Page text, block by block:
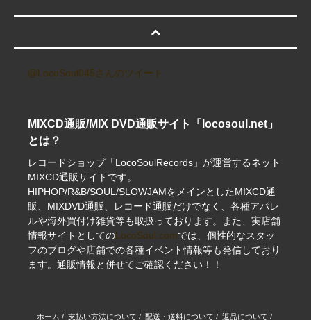
@LocoSoul045さんのツイート
MIXCD通販/MIX DVD通販サイト「locosoul.net」
とは？
レコードショップ「LocoSoulRecords」が運営するネット
MIXCD通販サイトです。
HIPHOP/R&B/SOUL/SLOWJAMをメインとしたMIXCD通
販、MIXDVD通販、レコード通販だけでなく、各種アパレ
ルや海外買付け雑貨等も取扱っております。また、実店舗
情報サイトとしてのLocoSoul.comでは、個性的なスタッ
フのブログや店舗での各種イベント情報等も発信しており
ます。通販情報と併せてご確認ください！！
ホーム / 支払い方法について / 配送・送料について / 返品について /